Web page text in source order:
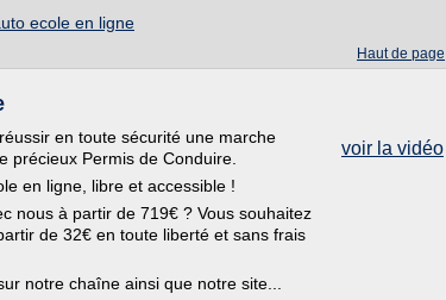
ecole en ligne
Haut de page
voir la vidéo
en toute sécurité une marche
précieux Permis de Conduire.
en ligne, libre et accessible !
nous à partir de 719€ ? Vous souhaitez
de 32€ en toute liberté et sans frais
notre chaîne ainsi que notre site...